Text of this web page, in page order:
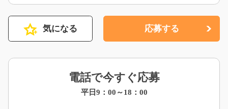
気になる 応募する
電話で今すぐ応募
平日9：00～18：00